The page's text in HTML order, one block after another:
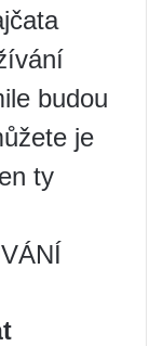
budou
je
ty